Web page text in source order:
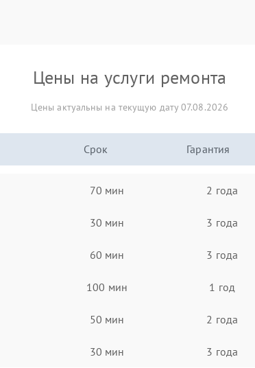
Цены на услуги ремонта
Цены актуальны на текущую дату 07.08.2026
Срок Гарантия
70 мин 2 года
30 мин 3 года
60 мин 3 года
100 мин 1 год
50 мин 2 года
30 мин 3 года